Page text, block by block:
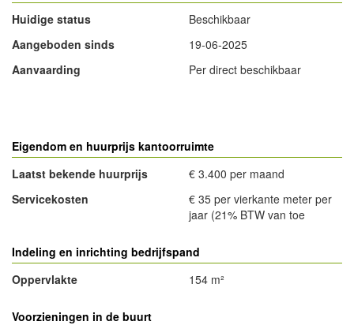
Huidige status
Beschikbaar
Aangeboden sinds
19-06-2025
Aanvaarding
Per direct beschikbaar
Eigendom en huurprijs kantoorruimte
Laatst bekende huurprijs
€ 3.400 per maand
Servicekosten
€ 35 per vierkante meter per
jaar (21% BTW van toe
Indeling en inrichting bedrijfspand
Oppervlakte
154 m²
Voorzieningen in de buurt